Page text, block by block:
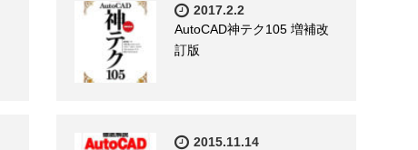
2017.2.2
AutoCAD神テク105 増補改
訂版
2015.11.14